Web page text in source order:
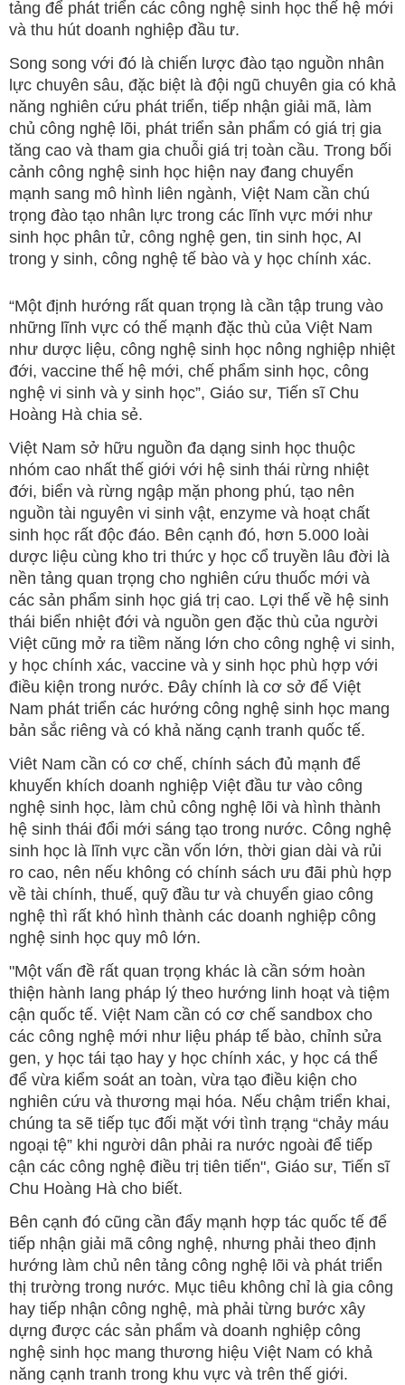
tảng để phát triển các công nghệ sinh học thế hệ mới
và thu hút doanh nghiệp đầu tư.
Song song với đó là chiến lược đào tạo nguồn nhân
lực chuyên sâu, đặc biệt là đội ngũ chuyên gia có khả
năng nghiên cứu phát triển, tiếp nhận giải mã, làm
chủ công nghệ lõi, phát triển sản phẩm có giá trị gia
tăng cao và tham gia chuỗi giá trị toàn cầu. Trong bối
cảnh công nghệ sinh học hiện nay đang chuyển
mạnh sang mô hình liên ngành, Việt Nam cần chú
trọng đào tạo nhân lực trong các lĩnh vực mới như
sinh học phân tử, công nghệ gen, tin sinh học, AI
trong y sinh, công nghệ tế bào và y học chính xác.
“Một định hướng rất quan trọng là cần tập trung vào
những lĩnh vực có thế mạnh đặc thù của Việt Nam
như dược liệu, công nghệ sinh học nông nghiệp nhiệt
đới, vaccine thế hệ mới, chế phẩm sinh học, công
nghệ vi sinh và y sinh học”, Giáo sư, Tiến sĩ Chu
Hoàng Hà chia sẻ.
Việt Nam sở hữu nguồn đa dạng sinh học thuộc
nhóm cao nhất thế giới với hệ sinh thái rừng nhiệt
đới, biển và rừng ngập mặn phong phú, tạo nên
nguồn tài nguyên vi sinh vật, enzyme và hoạt chất
sinh học rất độc đáo. Bên cạnh đó, hơn 5.000 loài
dược liệu cùng kho tri thức y học cổ truyền lâu đời là
nền tảng quan trọng cho nghiên cứu thuốc mới và
các sản phẩm sinh học giá trị cao. Lợi thế về hệ sinh
thái biển nhiệt đới và nguồn gen đặc thù của người
Việt cũng mở ra tiềm năng lớn cho công nghệ vi sinh,
y học chính xác, vaccine và y sinh học phù hợp với
điều kiện trong nước. Đây chính là cơ sở để Việt
Nam phát triển các hướng công nghệ sinh học mang
bản sắc riêng và có khả năng cạnh tranh quốc tế.
Viêt Nam cần có cơ chế, chính sách đủ mạnh để
khuyến khích doanh nghiệp Việt đầu tư vào công
nghệ sinh học, làm chủ công nghệ lõi và hình thành
hệ sinh thái đổi mới sáng tạo trong nước. Công nghệ
sinh học là lĩnh vực cần vốn lớn, thời gian dài và rủi
ro cao, nên nếu không có chính sách ưu đãi phù hợp
về tài chính, thuế, quỹ đầu tư và chuyển giao công
nghệ thì rất khó hình thành các doanh nghiệp công
nghệ sinh học quy mô lớn.
"Một vấn đề rất quan trọng khác là cần sớm hoàn
thiện hành lang pháp lý theo hướng linh hoạt và tiệm
cận quốc tế. Việt Nam cần có cơ chế sandbox cho
các công nghệ mới như liệu pháp tế bào, chỉnh sửa
gen, y học tái tạo hay y học chính xác, y học cá thể
để vừa kiểm soát an toàn, vừa tạo điều kiện cho
nghiên cứu và thương mại hóa. Nếu chậm triển khai,
chúng ta sẽ tiếp tục đối mặt với tình trạng “chảy máu
ngoại tệ” khi người dân phải ra nước ngoài để tiếp
cận các công nghệ điều trị tiên tiến", Giáo sư, Tiến sĩ
Chu Hoàng Hà cho biết.
Bên cạnh đó cũng cần đẩy mạnh hợp tác quốc tế để
tiếp nhận giải mã công nghệ, nhưng phải theo định
hướng làm chủ nên tảng công nghệ lõi và phát triển
thị trường trong nước. Mục tiêu không chỉ là gia công
hay tiếp nhận công nghệ, mà phải từng bước xây
dựng được các sản phẩm và doanh nghiệp công
nghệ sinh học mang thương hiệu Việt Nam có khả
năng cạnh tranh trong khu vực và trên thế giới.